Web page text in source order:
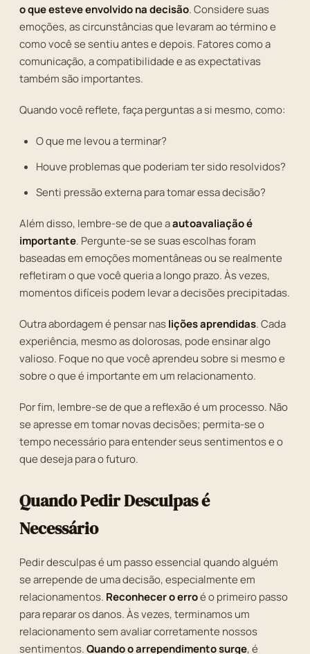
o que esteve envolvido na decisão. Considere suas
emoções, as circunstâncias que levaram ao término e
como você se sentiu antes e depois. Fatores como a
comunicação, a compatibilidade e as expectativas
também são importantes.
Quando você reflete, faça perguntas a si mesmo, como:
O que me levou a terminar?
Houve problemas que poderiam ter sido resolvidos?
Senti pressão externa para tomar essa decisão?
Além disso, lembre-se de que aautoavaliação é
importante. Pergunte-se se suas escolhas foram
baseadas em emoções momentâneas ou se realmente
refletiram o que você queria a longo prazo. Às vezes,
momentos difíceis podem levar a decisões precipitadas.
Outra abordagem é pensar naslições aprendidas. Cada
experiência, mesmo as dolorosas, pode ensinar algo
valioso. Foque no que você aprendeu sobre si mesmo e
sobre o que é importante em um relacionamento.
Por fim, lembre-se de que a reflexão é um processo. Não
se apresse em tomar novas decisões; permita-se o
tempo necessário para entender seus sentimentos e o
que deseja para o futuro.
Quando Pedir Desculpas é
Necessário
Pedir desculpas é um passo essencial quando alguém
se arrepende de uma decisão, especialmente em
relacionamentos. Reconhecer o erroé o primeiro passo
para reparar os danos. Às vezes, terminamos um
relacionamento sem avaliar corretamente nossos
sentimentos.Quando o arrependimento surge, é